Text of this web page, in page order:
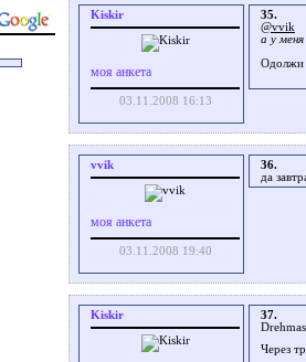
Kiskir
моя анкета
03.11.2008 16:13
35.
@vvik
а у
Одолжи
vvik
моя анкета
03.11.2008 19:40
36.
да
Kiskir
37.
Через